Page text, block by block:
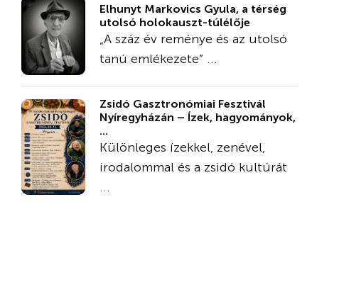
Elhunyt Markovics Gyula, a térség
utolsó holokauszt-túlélője
„A száz év reménye és az utolsó
tanú emlékezete” ...
Zsidó Gasztronómiai Fesztivál
Nyíregyházán – Ízek, hagyományok,
...
Különleges ízekkel, zenével,
irodalommal és a zsidó kultúrát
...